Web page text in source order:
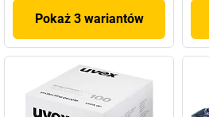
Pokaż 3 wariantów